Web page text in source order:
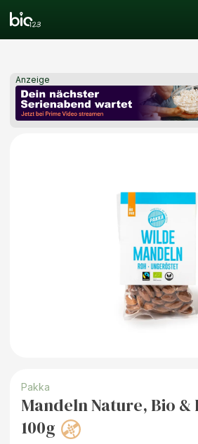
Anzeige
Pakka
Mandeln Nature, Bio
100g